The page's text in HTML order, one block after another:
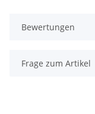
Bewertungen
Frage zum Artikel